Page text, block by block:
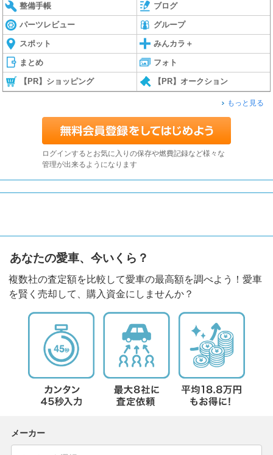
整備手帳 ブログ
パーツレビュー グループ
スポット みんカラ＋
まとめ フォト
【PR】ショッピング 【PR】オークション
もっと見る
ログインするとお気に入りの保存や燃費記録など様々な
管理が出来るようになります
あなたの愛車、今いくら？
複数社の査定額を比較して愛車の最高額を調べよう！愛車
を賢く売却して、購入資金にしませんか？
メーカー